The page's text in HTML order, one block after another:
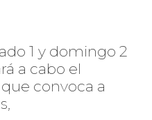
1 y domingo 2
a cabo el
convoca a